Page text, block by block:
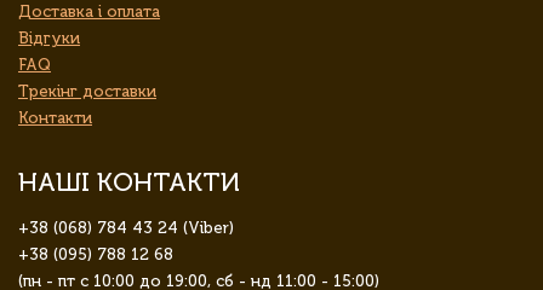
Доставка і оплата
Відгуки
FAQ
Трекінг доставки
Контакти
НАШІ КОНТАКТИ
+38 (068) 784 43 24 (Viber)
+38 (095) 788 12 68
(пн - пт с 10:00 до 19:00, сб - нд 11:00 - 15:00)